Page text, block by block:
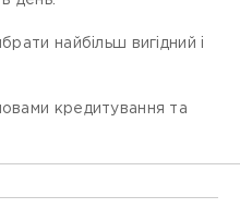
найбільш вигідний і
кредитування та